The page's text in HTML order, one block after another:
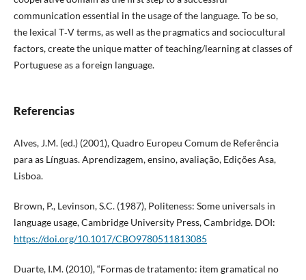
communication essential in the usage of the language. To be so,
the lexical T‑V terms, as well as the pragmatics and sociocultural
factors, create the unique matter of teaching/learning at classes of
Portuguese as a foreign language.
Referencias
Alves, J.M. (ed.) (2001), Quadro Europeu Comum de Referência
para as Línguas. Aprendizagem, ensino, avaliação, Edições Asa,
Lisboa.
Brown, P., Levinson, S.C. (1987), Politeness: Some universals in
language usage, Cambridge University Press, Cambridge. DOI:
https://doi.org/10.1017/CBO9780511813085
Duarte, I.M. (2010), “Formas de tratamento: item gramatical no